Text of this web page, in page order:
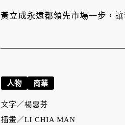
黃立成永遠都領先市場一步，
人物 商業
文字／楊惠芬
插畫／LI CHIA MAN